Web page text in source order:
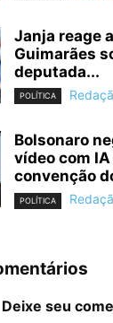
Janja reage
Guimarães
deputada...
POLÍTICA
Bolsonaro
vídeo com
convenção
POLÍTICA
Deixe seu